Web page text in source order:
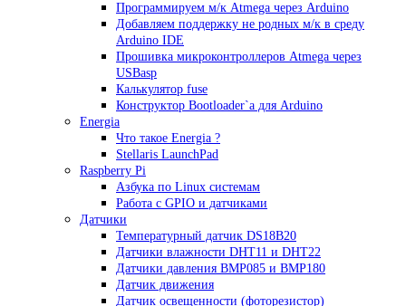
Программируем м/к Atmega через Arduino
Добавляем поддержку не родных м/к в среду
Arduino IDE
Прошивка микроконтроллеров Atmega через
USBasp
Калькулятор fuse
Конструктор Bootloader`а для Arduino
Energia
Что такое Energia ?
Stellaris LaunchPad
Raspberry Pi
Азбука по Linux системам
Работа с GPIO и датчиками
Датчики
Температурный датчик DS18B20
Датчики влажности DHT11 и DHT22
Датчики давления BMP085 и BMP180
Датчик движения
Датчик освещенности (фоторезистор)